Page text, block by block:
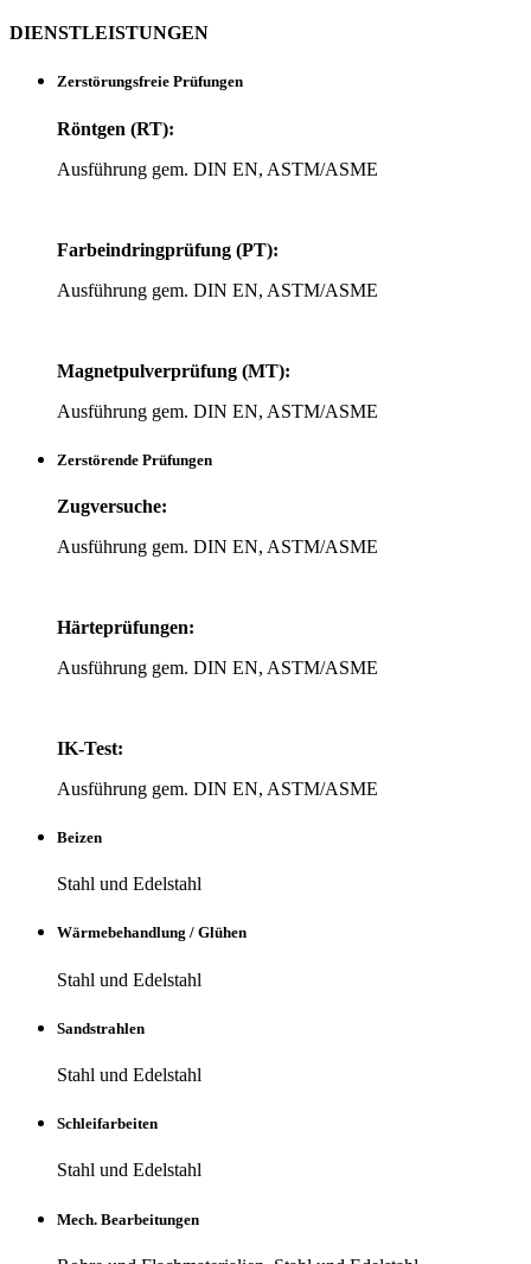
DIENST­LEIS­TUNGEN
Zer­stö­rungs­freie Prüfungen
Röntgen (RT):
Aus­füh­rung gem. DIN EN, ASTM/ASME
Farb­ein­dring­prü­fung (PT):
Aus­füh­rung gem. DIN EN, ASTM/ASME
Magnet­pul­ver­prü­fung (MT):
Aus­füh­rung gem. DIN EN, ASTM/ASME
Zer­stö­rende Prüfungen
Zug­ver­suche:
Aus­füh­rung gem. DIN EN, ASTM/ASME
Här­te­prü­fungen:
Aus­füh­rung gem. DIN EN, ASTM/ASME
IK-Test:
Aus­füh­rung gem. DIN EN, ASTM/ASME
Beizen
Stahl und Edelstahl
Wär­me­be­hand­lung / Glühen
Stahl und Edelstahl
Sand­strahlen
Stahl und Edelstahl
Schleif­ar­beiten
Stahl und Edelstahl
Mech. Bear­bei­tungen